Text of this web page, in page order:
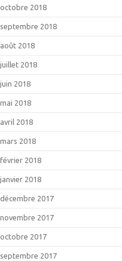
octobre 2018
septembre 2018
août 2018
juillet 2018
juin 2018
mai 2018
avril 2018
mars 2018
février 2018
janvier 2018
décembre 2017
novembre 2017
octobre 2017
septembre 2017